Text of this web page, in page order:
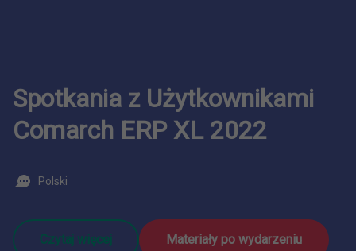
Spotkania z Użytkownikami
Comarch ERP XL 2022
Polski
Czytaj więcej Materiały po wydarzeniu